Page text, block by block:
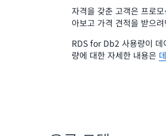
자격을 갖춘 고객은 프로
아보고 가격 견적을 받으
RDS for Db2 사용량이 데
량에 대한 자세한 내용은